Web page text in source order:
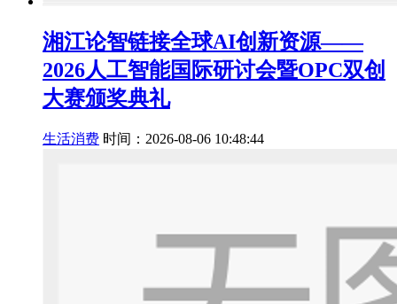
湘江论智链接全球AI创新资源——
2026人工智能国际研讨会暨OPC双创
大赛颁奖典礼
生活消费 时间：2026-08-06 10:48:44